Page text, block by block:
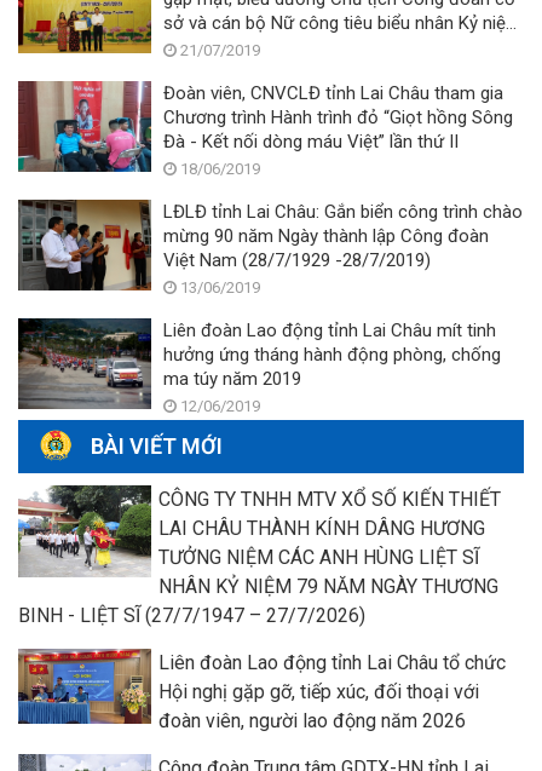
sở và cán bộ Nữ công tiêu biểu nhân Kỷ niệm
90 năm Ngày thành lập Công đoàn Việt Nam
21/07/2019
Đoàn viên, CNVCLĐ tỉnh Lai Châu tham gia
Chương trình Hành trình đỏ “Giọt hồng Sông
Đà - Kết nối dòng máu Việt” lần thứ II
18/06/2019
LĐLĐ tỉnh Lai Châu: Gắn biển công trình chào
mừng 90 năm Ngày thành lập Công đoàn
Việt Nam (28/7/1929 -28/7/2019)
13/06/2019
Liên đoàn Lao động tỉnh Lai Châu mít tinh
hưởng ứng tháng hành động phòng, chống
ma túy năm 2019
12/06/2019
BÀI VIẾT MỚI
CÔNG TY TNHH MTV XỔ SỐ KIẾN THIẾT
LAI CHÂU THÀNH KÍNH DÂNG HƯƠNG
TƯỞNG NIỆM CÁC ANH HÙNG LIỆT SĨ
NHÂN KỶ NIỆM 79 NĂM NGÀY THƯƠNG
BINH - LIỆT SĨ (27/7/1947 – 27/7/2026)
Liên đoàn Lao động tỉnh Lai Châu tổ chức
Hội nghị gặp gỡ, tiếp xúc, đối thoại với
đoàn viên, người lao động năm 2026